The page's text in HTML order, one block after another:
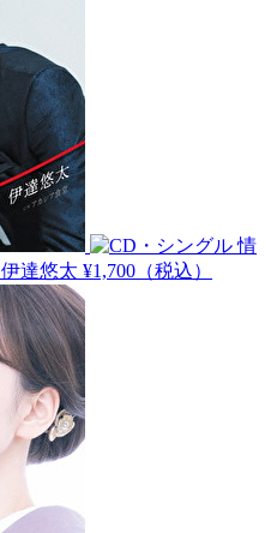
情
伊達悠太 ¥1,700（税込）